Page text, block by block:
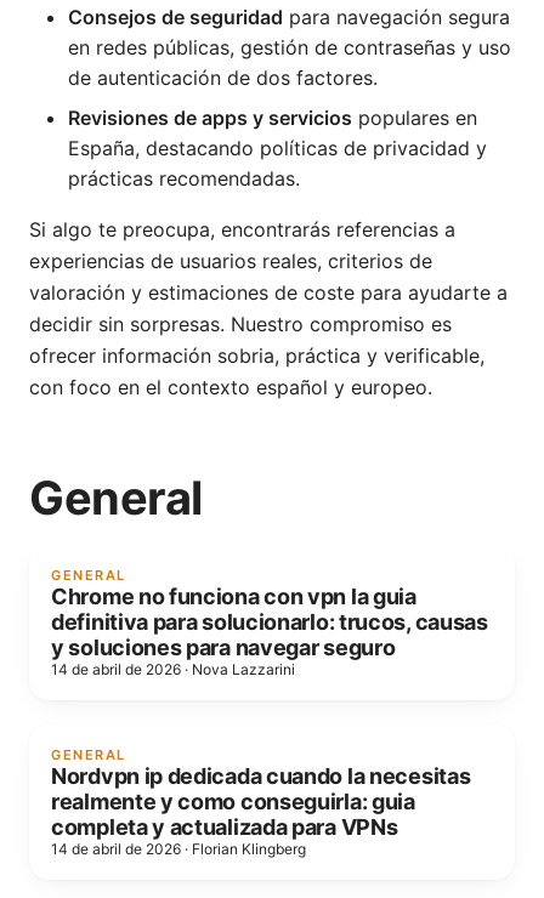
Consejos de seguridad para navegación segura
en redes públicas, gestión de contraseñas y uso
de autenticación de dos factores.
Revisiones de apps y servicios populares en
España, destacando políticas de privacidad y
prácticas recomendadas.
Si algo te preocupa, encontrarás referencias a
experiencias de usuarios reales, criterios de
valoración y estimaciones de coste para ayudarte a
decidir sin sorpresas. Nuestro compromiso es
ofrecer información sobria, práctica y verificable,
con foco en el contexto español y europeo.
General
GENERAL
Chrome no funciona con vpn la guia
definitiva para solucionarlo: trucos, causas
y soluciones para navegar seguro
14 de abril de 2026 · Nova Lazzarini
GENERAL
Nordvpn ip dedicada cuando la necesitas
realmente y como conseguirla: guia
completa y actualizada para VPNs
14 de abril de 2026 · Florian Klingberg